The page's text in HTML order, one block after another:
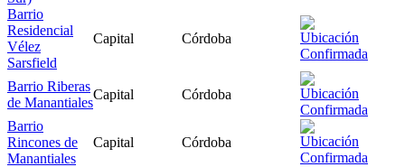
Barrio
Residencial
Vélez
Sarsfield
Capital Córdoba
Barrio Riberas
de Manantiales
Capital Córdoba
Barrio
Rincones de
Manantiales
Capital Córdoba